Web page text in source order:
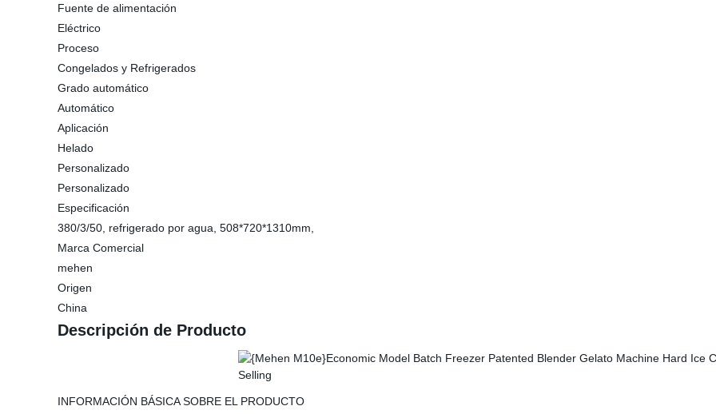
Fuente de alimentación
Eléctrico
Proceso
Congelados y Refrigerados
Grado automático
Automático
Aplicación
Helado
Personalizado
Personalizado
Especificación
380/3/50, refrigerado por agua, 508*720*1310mm,
Marca Comercial
mehen
Origen
China
Descripción de Producto
INFORMACIÓN BÁSICA SOBRE EL PRODUCTO